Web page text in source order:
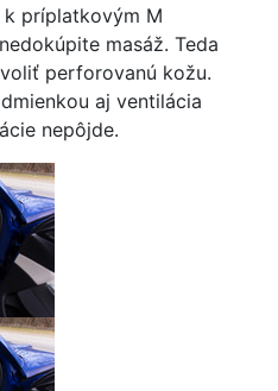
k príplatkovým M
masáž. Teda
perforovanú kožu.
aj ventilácia
nepôjde.